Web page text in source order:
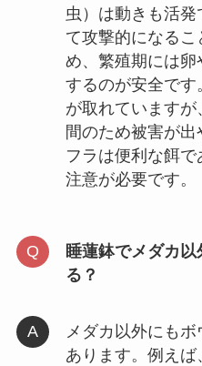
虫）は動きも活発
て攻撃的になる
め、繁殖期には
するのが安全です
が取れています
間のため被害が
フラは便利な餌
注意が必要です。
睡蓮鉢でメダカ
る？
メダカ以外にも
あります。例え